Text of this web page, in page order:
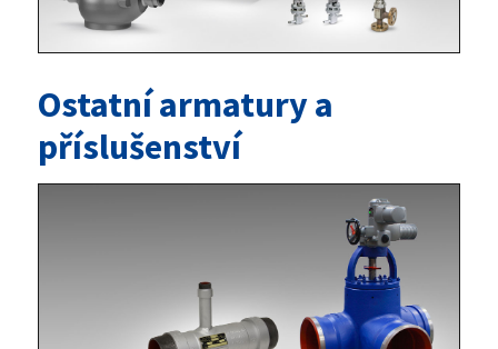
Ostatní armatury a
příslušenství